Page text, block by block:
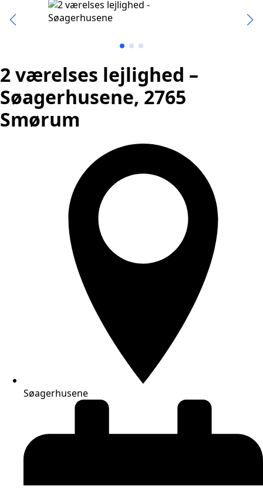
2 værelses lejlighed –
Søagerhusene, 2765
Smørum
Søagerhusene